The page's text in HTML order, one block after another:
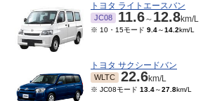
トヨタ ライトエースバン
JC08 11.6～ 12.8km/L
※ 10・15モード 9.4～14.2km/L
トヨタ サクシードバン
WLTC 22.6km/L
※ JC08モード 13.4～27.8km/L